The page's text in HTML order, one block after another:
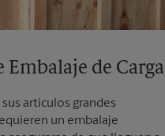
Embalaje de Carga
artículos grandes
un embalaje